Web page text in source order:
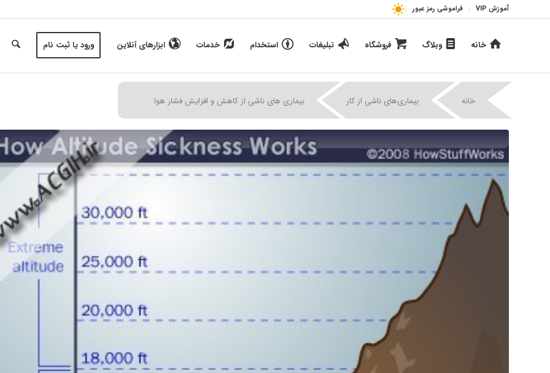
آموزش VIP فراموشی رمز عبور
خانه وبلاگ فروشگاه تبلیغات استخدام خدمات ابزارهای آنلاین ورود یا ثبت نام
خانه بیماری‌های ناشی از کار | بیماری های ناشی از کاهش و افزایش فشار هوا